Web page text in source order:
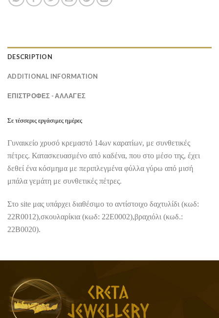
DESCRIPTION
ADDITIONAL INFORMATION
ΕΠΙΣΤΡΟΦΕΣ - ΑΛΛΑΓΕΣ
Σε τέσσερις εργάσιμες ημέρες
Γυναικείο χρυσό κρεμαστό 14ων καρατίων, με συνθετικές
πέτρες. Κατασκευασμένο από καδένα, που στο μέσο της, έχει
δεθεί ένα κόσμημα με περιπλεγμένα φύλλα γύρω από μισή
μπάλα γεμάτη με συνθετικές πέτρες.
Στο site μας υπάρχει διαθέσιμο το αντίστοιχο δαχτυλίδι (κωδ:
22R0012),σκουλαρίκια (κωδ: 22E0002),βραχιόλι (κωδ.:
22B0020).